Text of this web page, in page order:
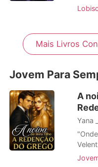
o
acorren
Mais Livros
Jovem Para
A
Yana